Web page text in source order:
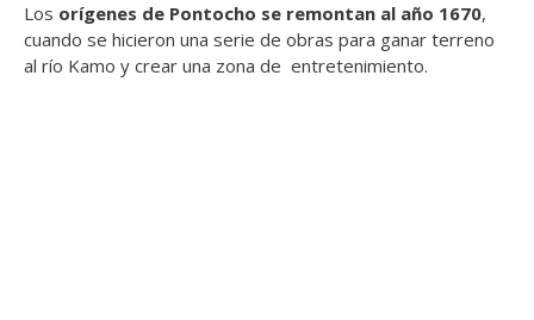
Los orígenes de Pontocho se remontan al año 1670,
cuando se hicieron una serie de obras para ganar terreno
al río Kamo y crear una zona de entretenimiento.